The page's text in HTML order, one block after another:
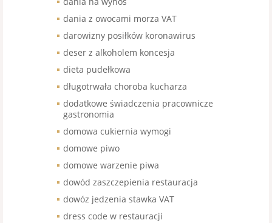
dania z owocami morza VAT
darowizny posiłków koronawirus
deser z alkoholem koncesja
dieta pudełkowa
długotrwała choroba kucharza
dodatkowe świadczenia pracownicze
gastronomia
domowa cukiernia wymogi
domowe piwo
domowe warzenie piwa
dowód zaszczepienia restauracja
dowóz jedzenia stawka VAT
dress code w restauracji